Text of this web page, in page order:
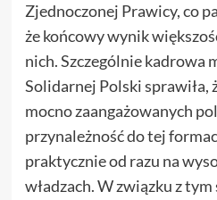
Zjednoczonej Prawicy, co
że końcowy wynik
nich. Szczególnie kadrowa
Solidarnej Polski sprawiła,
mocno zaangażowanych
przynależność do tej
praktycznie od razu na
władzach. W związku z tym